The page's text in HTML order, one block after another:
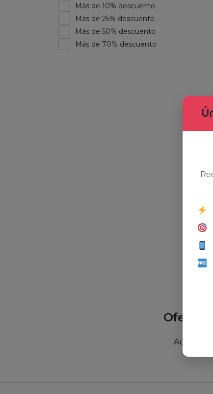
Más de 10% descuento
Más de 25% descuento
Más de 50% descuento
Más de 70% descuento
Oferta
Aún no